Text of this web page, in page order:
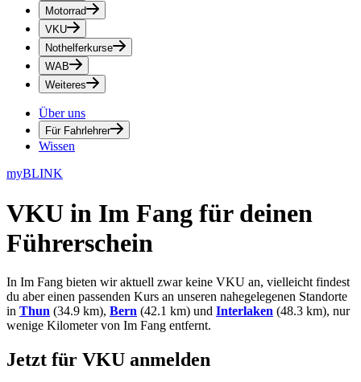
Motorrad
VKU
Nothelferkurse
WAB
Weiteres
Über uns
Für Fahrlehrer
Wissen
myBLINK
VKU in Im Fang für deinen
Führerschein
In Im Fang bieten wir aktuell zwar keine VKU an, vielleicht findest
du aber einen passenden Kurs an unseren nahegelegenen Standorte
in Thun (34.9 km), Bern (42.1 km) und Interlaken (48.3 km), nur
wenige Kilometer von Im Fang entfernt.
Jetzt für VKU anmelden